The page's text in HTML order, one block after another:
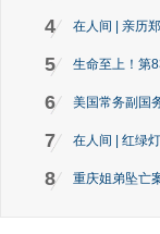
4 在人间 | 亲历
5 生命至上！第
6 美国常务副国
7 在人间 | 红绿
8 重庆姐弟坠亡